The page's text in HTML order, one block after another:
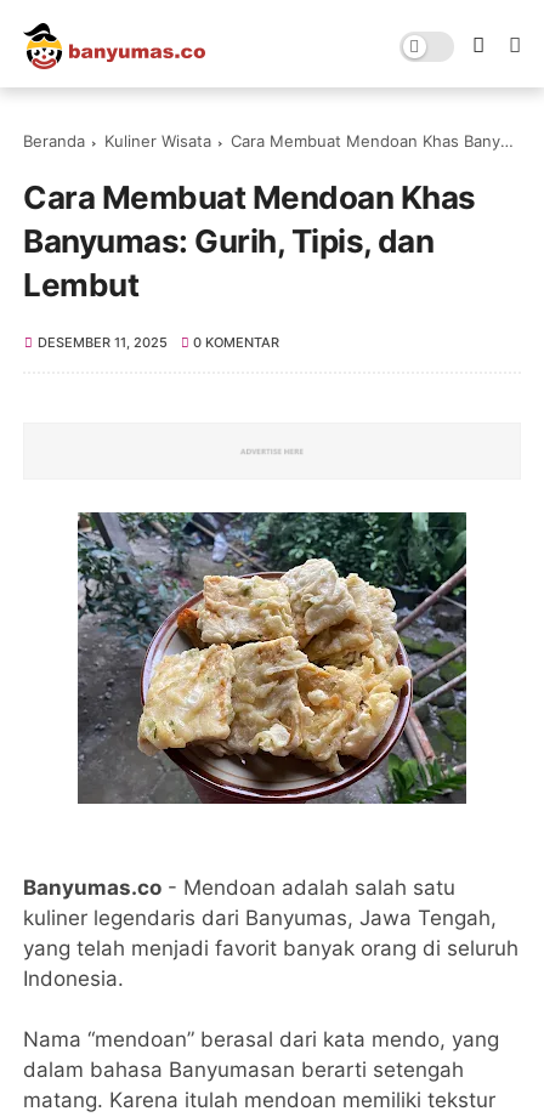
Beranda Kuliner Wisata Cara Membuat Mendoan Khas Banyumas: Gurih, Tipis, dan Lembut
Cara Membuat Mendoan Khas
Banyumas: Gurih, Tipis, dan
Lembut
DESEMBER 11, 2025 0 KOMENTAR
Banyumas.co - Mendoan adalah salah satu
kuliner legendaris dari Banyumas, Jawa Tengah,
yang telah menjadi favorit banyak orang di seluruh
Indonesia.
Nama “mendoan” berasal dari kata mendo, yang
dalam bahasa Banyumasan berarti setengah
matang. Karena itulah mendoan memiliki tekstur